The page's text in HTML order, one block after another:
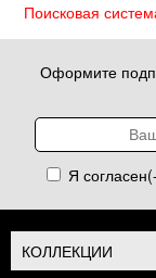
Поисковая
Оформите
Я
КОЛЛЕКЦИИ